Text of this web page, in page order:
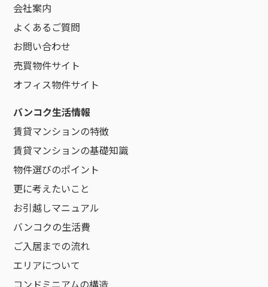
会社案内
よくあるご質問
お問い合わせ
売買物件サイト
オフィス物件サイト
バンコク生活情報
賃貸マンションの特徴
賃貸マンションの基礎知識
物件選びのポイント
更に考えたいこと
お引越しマニュアル
バンコクの生活費
ご入居までの流れ
エリアについて
コンドミニアムの構造